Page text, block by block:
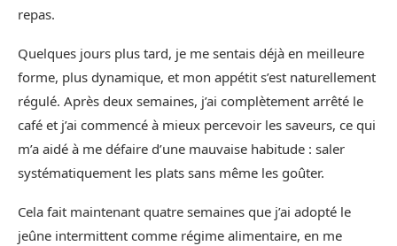
repas.
Quelques jours plus tard, je me sentais déjà en meilleure
forme, plus dynamique, et mon appétit s’est naturellement
régulé. Après deux semaines, j’ai complètement arrêté le
café et j’ai commencé à mieux percevoir les saveurs, ce qui
m’a aidé à me défaire d’une mauvaise habitude : saler
systématiquement les plats sans même les goûter.
Cela fait maintenant quatre semaines que j’ai adopté le
jeûne intermittent comme régime alimentaire, en me